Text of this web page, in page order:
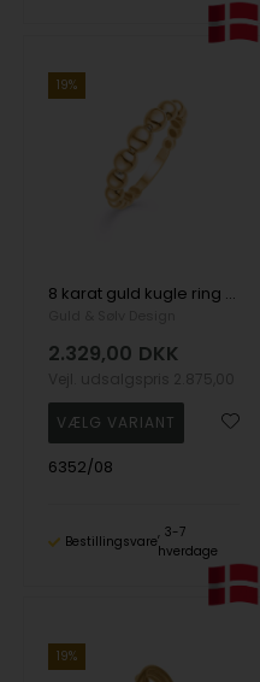
19%
8 karat guld kugle ring fra Seville
2.329,00 DKK
6352/08
Bestillingsvare
3-7
hverdage
19%